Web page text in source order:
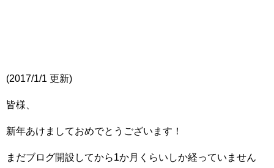
(2017/1/1 更新)
皆様、
新年あけましておめでとうございます！
まだブログ開設してから1か月くらいしか経っていません